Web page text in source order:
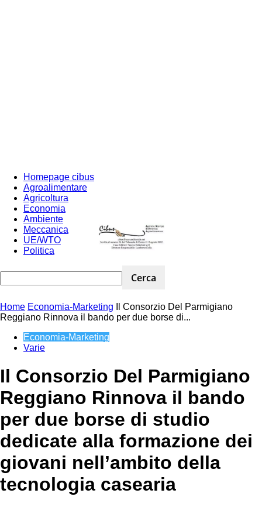
Homepage cibus
Agroalimentare
Agricoltura
Economia
Ambiente
Meccanica
UE/WTO
Politica
Home Economia-Marketing
Il Consorzio Del Parmigiano
Reggiano Rinnova il bando per due borse di...
Economia-Marketing
Varie
Il Consorzio Del Parmigiano
Reggiano Rinnova il bando
per due borse di studio
dedicate alla formazione dei
giovani nell’ambito della
tecnologia casearia